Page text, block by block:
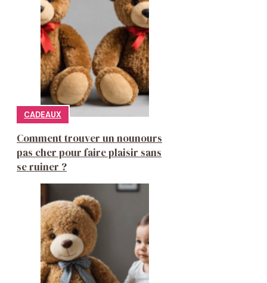
CADEAUX
Comment trouver un nounours
pas cher pour faire plaisir sans
se ruiner ?